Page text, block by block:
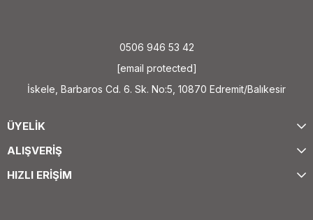
0506 946 53 42
[email protected]
İskele, Barbaros Cd. 6. Sk. No:5, 10870 Edremit/Balıkesir
ÜYELİK
ALIŞVERİŞ
HIZLI ERİŞİM